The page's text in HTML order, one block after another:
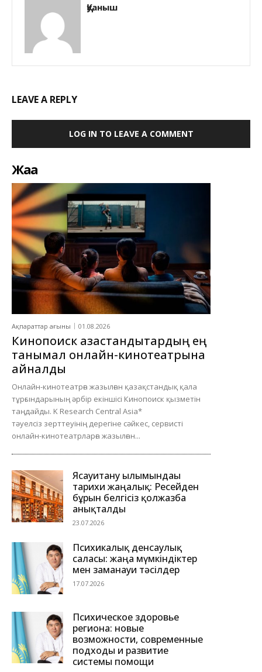
Қуаныш
LEAVE A REPLY
LOG IN TO LEAVE A COMMENT
Жаңа
Ақпараттар ағыны 01.08.2026
Кинопоиск қазақстандықтардың ең
танымал онлайн-кинотеатрына
айналды
Онлайн-кинотеатрға жазылған қазақстандық қала
тұрғындарының әрбір екіншісі Кинопоиск қызметін
таңдайды. K Research Central Asia*
тәуелсіз зерттеуінің дерегіне сәйкес, сервисті
онлайн-кинотеатрларға жазылған...
Ясауитану ғылымындағы
тарихи жаңалық: Ресейден
бұрын белгісіз қолжазба
анықталды
23.07.2026
Психикалық денсаулық
саласы: жаңа мүмкіндіктер
мен заманауи тәсілдер
17.07.2026
Психическое здоровье
региона: новые
возможности, современные
подходы и развитие
системы помощи